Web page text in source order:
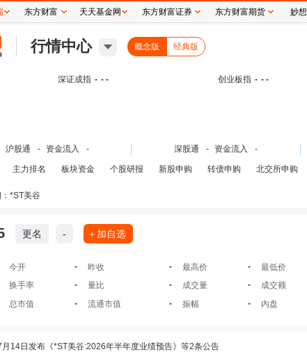
行情中心 概念版 经典版
深证成指 - - - 创业板指 - - -
沪股通 - 资金流入 - 深股通 - 资金流入 -
主力排名 板块资金 个股研报 新股申购 转债申购 北交所申购
*ST美谷
更名 - ＋加自选
今开 - 昨收 - 最高价 - 最低价
换手率
- 量比 - 成交量 - 成交额
总市值
- 流通市值 - 振幅 - 内盘
14日发布《*ST美谷:2026年半年度业绩预告》等2条公告
东方财富 天天基金网 东方财富证券 东方财富期货 妙想